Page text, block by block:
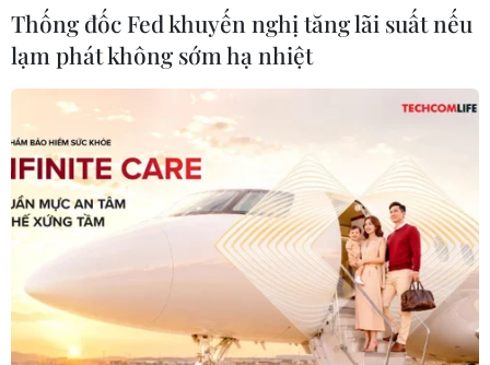
Các đại biểu thực hiện nghi thức phát động Giải báo chí toàn
quốc "Vì An ninh Tổ quốc và Bình yên cuộc sống" giai đoạn
2026-2028. (Ảnh: Phạm Kiên/TTXVN)
Thống đốc Fed khuyến nghị tăng lãi suất nếu
lạm phát không sớm hạ nhiệt